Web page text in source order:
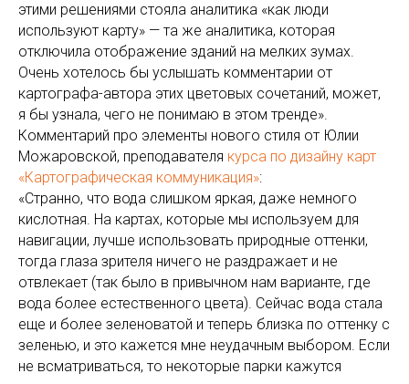
этими решениями стояла аналитика «как люди
используют карту» — та же аналитика, которая
отключила отображение зданий на мелких зумах.
Очень хотелось бы услышать комментарии от
картографа-автора этих цветовых сочетаний, может,
я бы узнала, чего не понимаю в этом тренде».
Комментарий про элементы нового стиля от Юлии
Можаровской, преподавателя курса по дизайну карт
«Картографическая коммуникация»:
«Странно, что вода слишком яркая, даже немного
кислотная. На картах, которые мы используем для
навигации, лучше использовать природные оттенки,
тогда глаза зрителя ничего не раздражает и не
отвлекает (так было в привычном нам варианте, где
вода более естественного цвета). Сейчас вода стала
еще и более зеленоватой и теперь близка по оттенку с
зеленью, и это кажется мне неудачным выбором. Если
не всматриваться, то некоторые парки кажутся